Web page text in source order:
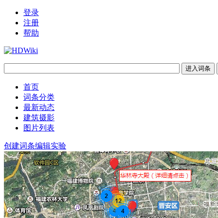
登录
注册
帮助
首页
词条分类
最新动态
建筑摄影
图片列表
创建词条编辑实验